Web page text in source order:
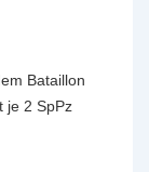
Bataillon
je 2 SpPz